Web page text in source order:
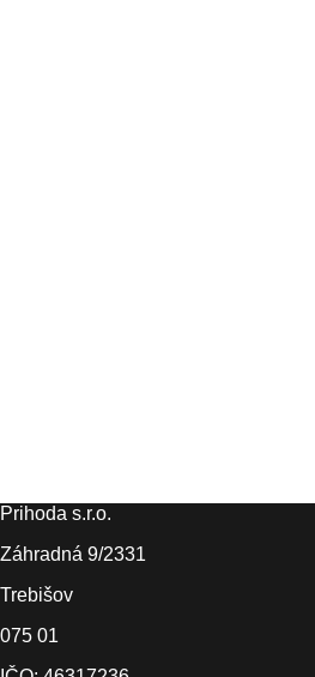
Prihoda s.r.o.
Záhradná 9/2331
Trebišov
075 01